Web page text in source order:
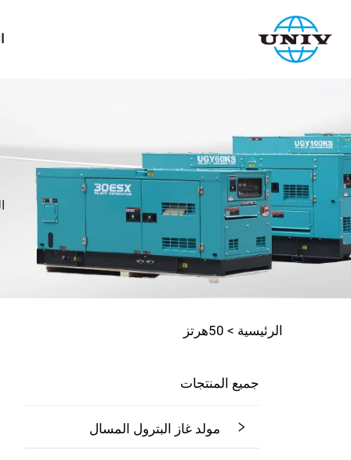
الرئيسية > 50هرتز
جميع المنتجات
مولد غاز البترول المسال